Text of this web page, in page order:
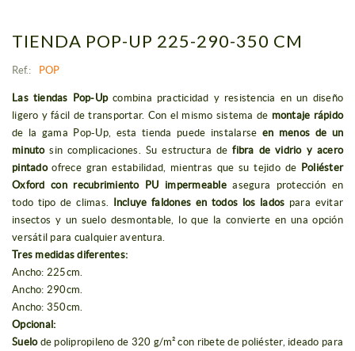
TIENDA POP-UP 225-290-350 CM
Ref.: POP
Las tiendas Pop-Upcombina practicidad y resistencia en un diseño
ligero y fácil de transportar. Con el mismo sistema de montaje rápido
de la gama Pop-Up, esta tienda puede instalarse en menos de un
minutosin complicaciones. Su estructura defibra de vidrio y acero
pintadoofrece gran estabilidad, mientras que su tejido de Poliéster
Oxford con recubrimiento PU impermeableasegura protección en
todo tipo de climas.
Incluye faldones en todos los lados para evitar
insectos y un suelo desmontable, lo que la convierte en una opción
versátil para cualquier aventura.
Tres medidas diferentes:
Ancho: 225cm.
Ancho: 290cm.
Ancho: 350cm.
Opcional:
Suelode polipropileno de 320 g/m² con ribete de poliéster, ideado para